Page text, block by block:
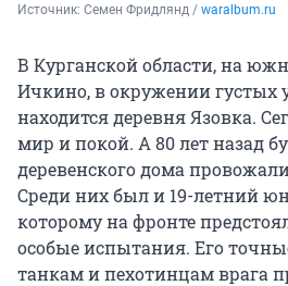
Источник: Семен Фридлянд / waralbum.ru
В Курганской области, на
Ичкино, в окружении густых
находится деревня Язовка.
мир и покой. А 80 лет назад
деревенского дома
Среди них был и 19-летний
которому на фронте
особые испытания. Его
танкам и пехотинцам врага